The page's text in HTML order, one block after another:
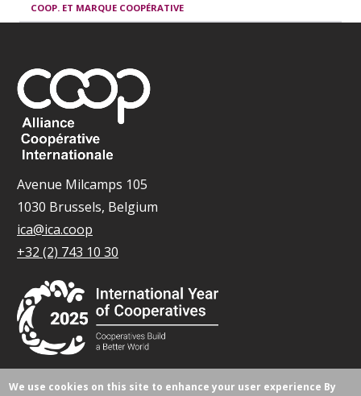
COOP. ET MARQUE COOPÉRATIVE
Avenue Milcamps 105
1030 Brussels, Belgium
ica@ica.coop
+32 (2) 743 10 30
We use cookies on this site to enhance your user experience By